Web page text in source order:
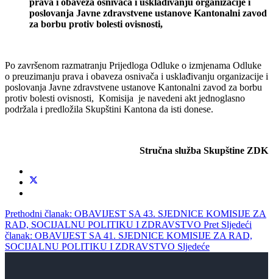
poslovanja Javne zdravstvene ustanove Kantonalni zavod
za borbu protiv bolesti ovisnosti,
Po završenom razmatranju Prijedloga Odluke o izmjenama Odluke
o preuzimanju prava i obaveza osnivača i usklađivanju organizacije i
poslovanja Javne zdravstvene ustanove Kantonalni zavod za borbu
protiv bolesti ovisnosti, Komisija je navedeni akt jednoglasno
podržala i predložila Skupštini Kantona da isti donese.
Stručna služba Skupštine ZDK
Prethodni članak: OBAVIJEST SA 43. SJEDNICE KOMISIJE ZA
RAD, SOCIJALNU POLITIKU I ZDRAVSTVO Pret Sljedeći
članak: OBAVIJEST SA 41. SJEDNICE KOMISIJE ZA RAD,
SOCIJALNU POLITIKU I ZDRAVSTVO Sljedeće